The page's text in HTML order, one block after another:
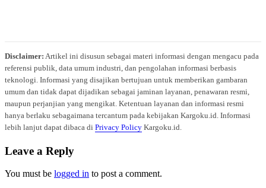
Disclaimer: Artikel ini disusun sebagai materi informasi dengan mengacu pada
referensi publik, data umum industri, dan pengolahan informasi berbasis
teknologi. Informasi yang disajikan bertujuan untuk memberikan gambaran
umum dan tidak dapat dijadikan sebagai jaminan layanan, penawaran resmi,
maupun perjanjian yang mengikat. Ketentuan layanan dan informasi resmi
hanya berlaku sebagaimana tercantum pada kebijakan Kargoku.id. Informasi
lebih lanjut dapat dibaca di Privacy Policy Kargoku.id.
Leave a Reply
You must be logged in to post a comment.